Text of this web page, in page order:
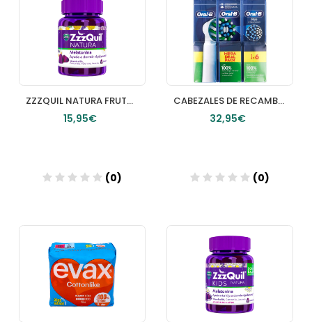
ZZZQUIL NATURA FRUTOS DEL BOSQUE 30 GUMMIES
15,95€
(0)
CABEZALES DE RECAMBIO CEPILLO DENTAL ELECTRICO RECAMBIO ORALB CROSS ACTION 6
32,95€
(0)
Añadir